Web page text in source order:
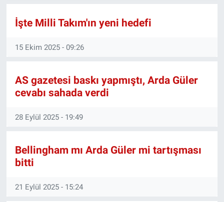
İşte Milli Takım'ın yeni hedefi
15 Ekim 2025 - 09:26
AS gazetesi baskı yapmıştı, Arda Güler
cevabı sahada verdi
28 Eylül 2025 - 19:49
Bellingham mı Arda Güler mi tartışması
bitti
21 Eylül 2025 - 15:24
Ege'den Esintiler
Eğitim
Ekonomi
Forum
Gerçeğin İzinde
İletişim